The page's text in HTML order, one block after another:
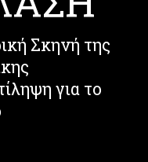
Σκηνή της
για το